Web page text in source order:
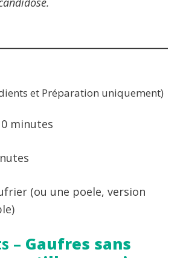
et Préparation uniquement)
minutes
(ou une poele, version
– Gaufres sans